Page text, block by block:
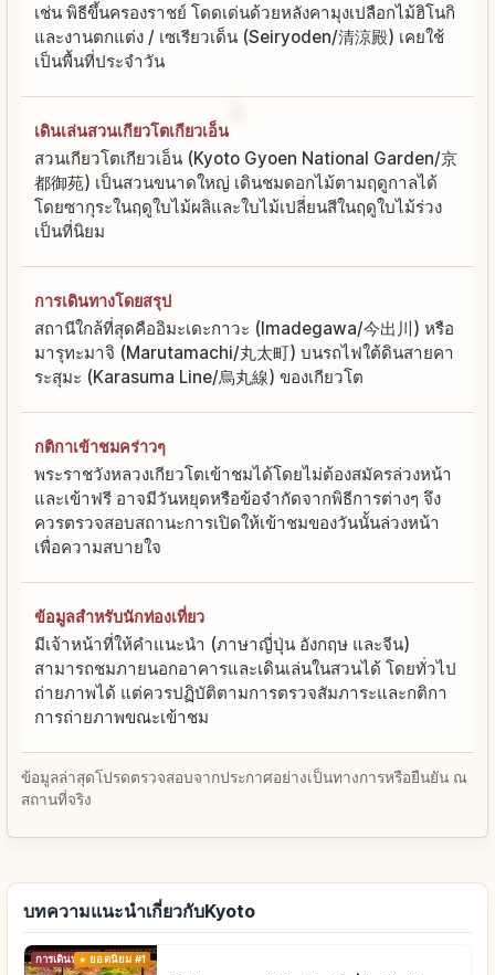
เช่น พิธีขึ้นครองราชย์ โดดเด่นด้วยหลังคามุงเปลือกไม้ฮิโนกิ
และงานตกแต่ง / เซเรียวเด็น (Seiryoden/清涼殿) เคยใช้
เป็นพื้นที่ประจำวัน
เดินเล่นสวนเกียวโตเกียวเอ็น
สวนเกียวโตเกียวเอ็น (Kyoto Gyoen National Garden/京
都御苑) เป็นสวนขนาดใหญ่ เดินชมดอกไม้ตามฤดูกาลได้
โดยซากุระในฤดูใบไม้ผลิและใบไม้เปลี่ยนสีในฤดูใบไม้ร่วง
เป็นที่นิยม
การเดินทางโดยสรุป
สถานีใกล้ที่สุดคืออิมะเดะกาวะ (Imadegawa/今出川) หรือ
มารุทะมาจิ (Marutamachi/丸太町) บนรถไฟใต้ดินสายคา
ระสุมะ (Karasuma Line/烏丸線) ของเกียวโต
กติกาเข้าชมคร่าวๆ
พระราชวังหลวงเกียวโตเข้าชมได้โดยไม่ต้องสมัครล่วงหน้า
และเข้าฟรี อาจมีวันหยุดหรือข้อจำกัดจากพิธีการต่างๆ จึง
ควรตรวจสอบสถานะการเปิดให้เข้าชมของวันนั้นล่วงหน้า
เพื่อความสบายใจ
ข้อมูลสำหรับนักท่องเที่ยว
มีเจ้าหน้าที่ให้คำแนะนำ (ภาษาญี่ปุ่น อังกฤษ และจีน)
สามารถชมภายนอกอาคารและเดินเล่นในสวนได้ โดยทั่วไป
ถ่ายภาพได้ แต่ควรปฏิบัติตามการตรวจสัมภาระและกติกา
การถ่ายภาพขณะเข้าชม
ข้อมูลล่าสุดโปรดตรวจสอบจากประกาศอย่างเป็นทางการหรือยืนยัน ณ
สถานที่จริง
บทความแนะนำเกี่ยวกับKyoto
การเดินทาง ยอดนิยม #1